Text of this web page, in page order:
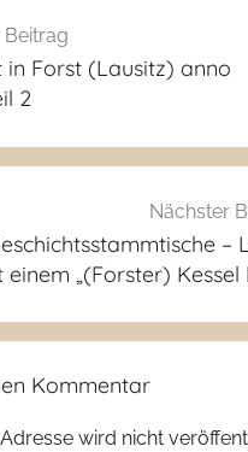
in Forst (Lausitz) anno
2
Nächster
–
einem „(Forster) Kessel
Kommentar
wird nicht